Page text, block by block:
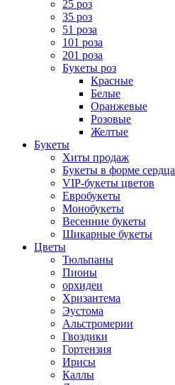
25 роз
35 роз
51 роза
101 роза
201 роза
Букеты роз
Красные
Белые
Оранжевые
Розовые
Желтые
Букеты
Хиты продаж
Букеты в форме сердца
VIP-букеты цветов
Евробукеты
Монобукеты
Весенние букеты
Шикарные букеты
Цветы
Тюльпаны
Пионы
орхидеи
Хризантема
Эустома
Альстромерии
Гвоздики
Гортензия
Ирисы
Каллы